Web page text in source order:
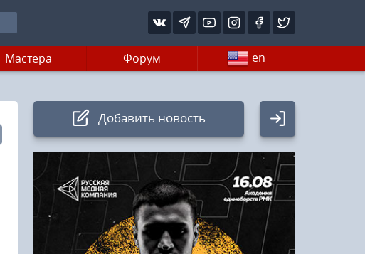
Мастера Форум en
Добавить новость
Авторизация
Логин:
Пароль